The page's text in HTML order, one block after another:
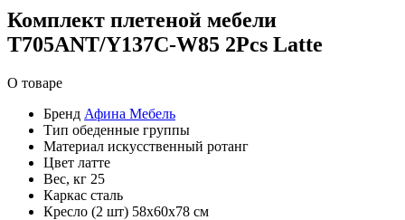
Комплект плетеной мебели
T705ANT/Y137C-W85 2Pcs Latte
О товаре
Бренд Афина Мебель
Тип обеденные группы
Материал искусственный ротанг
Цвет латте
Вес, кг 25
Каркас сталь
Кресло (2 шт) 58х60х78 см